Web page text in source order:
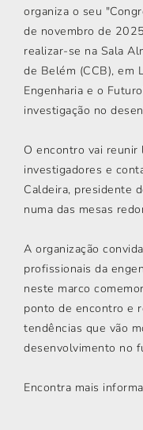
organiza o seu
de novembro de
realizar-se na Sala
de Belém (CCB), em
Engenharia e o
investigação no
O encontro vai reunir
investigadores e
Caldeira, presidente
numa das mesas
A organização
profissionais da
neste marco
ponto de encontro e
tendências que vão
desenvolvimento no
Encontra mais